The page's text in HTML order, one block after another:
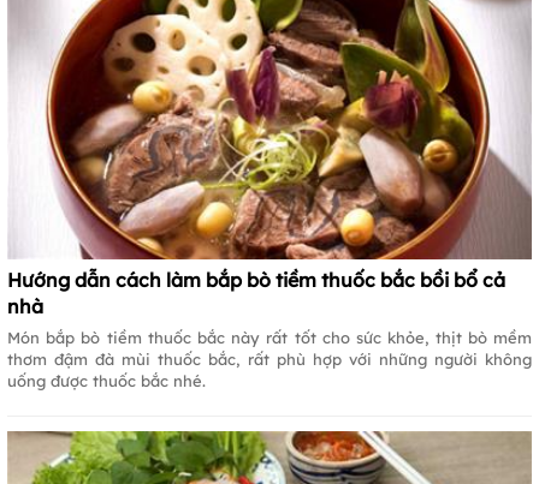
Hướng dẫn cách làm bắp bò tiềm thuốc bắc bồi bổ cả
nhà
Món bắp bò tiềm thuốc bắc này rất tốt cho sức khỏe, thịt bò mềm
thơm đậm đà mùi thuốc bắc, rất phù hợp với những người không
uống được thuốc bắc nhé.